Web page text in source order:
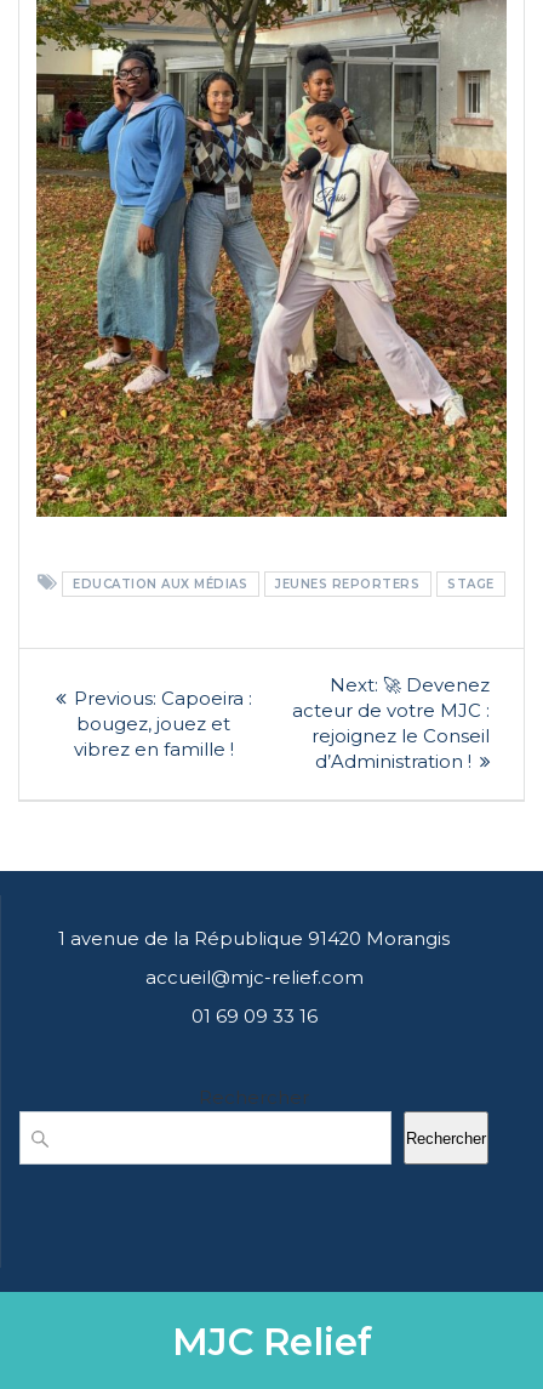
EDUCATION AUX MÉDIAS JEUNES REPORTERS STAGE
Previous: Previous
post:
Capoeira :
bougez, jouez et
vibrez en famille !
Next: Next
post:
🚀 Devenez
acteur de votre MJC :
rejoignez le Conseil
d’Administration !
1 avenue de la République 91420 Morangis
accueil@mjc-relief.com
01 69 09 33 16
Rechercher
Rechercher
MJC Relief